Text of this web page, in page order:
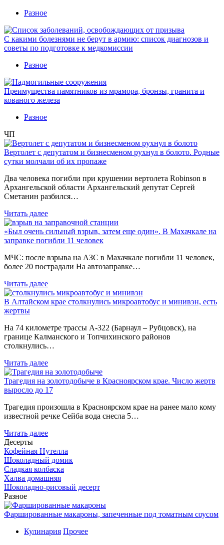
Разное
С какими болезнями не берут в армию: список диагнозов и
советы по подготовке к медкомиссии
Разное
Преимущества памятников из мрамора, бронзы, гранита и
кованого железа
Разное
ЧП
Вертолет с депутатом и бизнесменом рухнул в болото. Родные
сутки молчали об их пропаже
Два человека погибли при крушении вертолета Robinson в
Архангельской области Архангельский депутат Сергей
Сметанин разбился…
Читать далее
«Был очень сильный взрыв, затем еще один». В Махачкале на
заправке погибли 11 человек
МЧС: после взрыва на АЗС в Махачкале погибли 11 человек,
более 20 пострадали На автозаправке…
Читать далее
В Алтайском крае столкнулись микроавтобус и минивэн, есть
жертвы
На 74 километре трассы А-322 (Барнаул – Рубцовск), на
границе Калманского и Топчихинского районов
столкнулись…
Читать далее
Трагедия на золотодобыче в Красноярском крае. Число жертв
выросло до 17
Трагедия произошла в Красноярском крае на ранее мало кому
известной речке Сейба вода снесла 5…
Читать далее
Десерты
Кофейная Нутелла
Шоколадный домик
Сладкая колбаска
Халва домашняя
Шоколадно-рисовый десерт
Разное
Фаршированные макароны, запеченные под томатным соусом
Кулинария Прочее